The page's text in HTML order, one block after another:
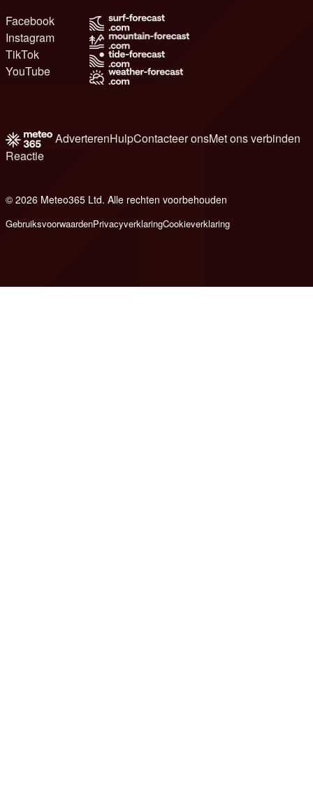
Facebook
Instagram
TikTok
YouTube
AdverterenHulpContacteer onsMet ons verbinden
Reactie
© 2026 Meteo365 Ltd. Alle rechten voorbehouden
GebruiksvoorwaardenPrivacyverklaringCookieverklaring